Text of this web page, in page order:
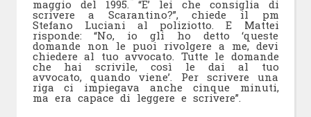
maggio del 1995. “E’ lei che consiglia di
scrivere a Scarantino?”, chiede il pm
Stefano Luciani al poliziotto. E Mattei
risponde: “No, io gli ho detto ‘queste
domande non le puoi rivolgere a me, devi
chiedere al tuo avvocato. Tutte le domande
che hai scrivile, così le dai al tuo
avvocato, quando viene’. Per scrivere una
riga ci impiegava anche cinque minuti,
ma era capace di leggere e scrivere”.